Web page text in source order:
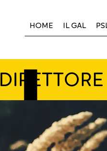
HOME IL GAL
DIRETTORE